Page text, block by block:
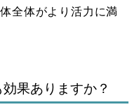
全体がより活力に満
果ありますか？